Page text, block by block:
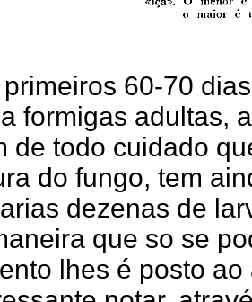
60-70
formigas adultas,
de todo cuidado
do fungo, tem
dezenas de
que so se
lhes é posto